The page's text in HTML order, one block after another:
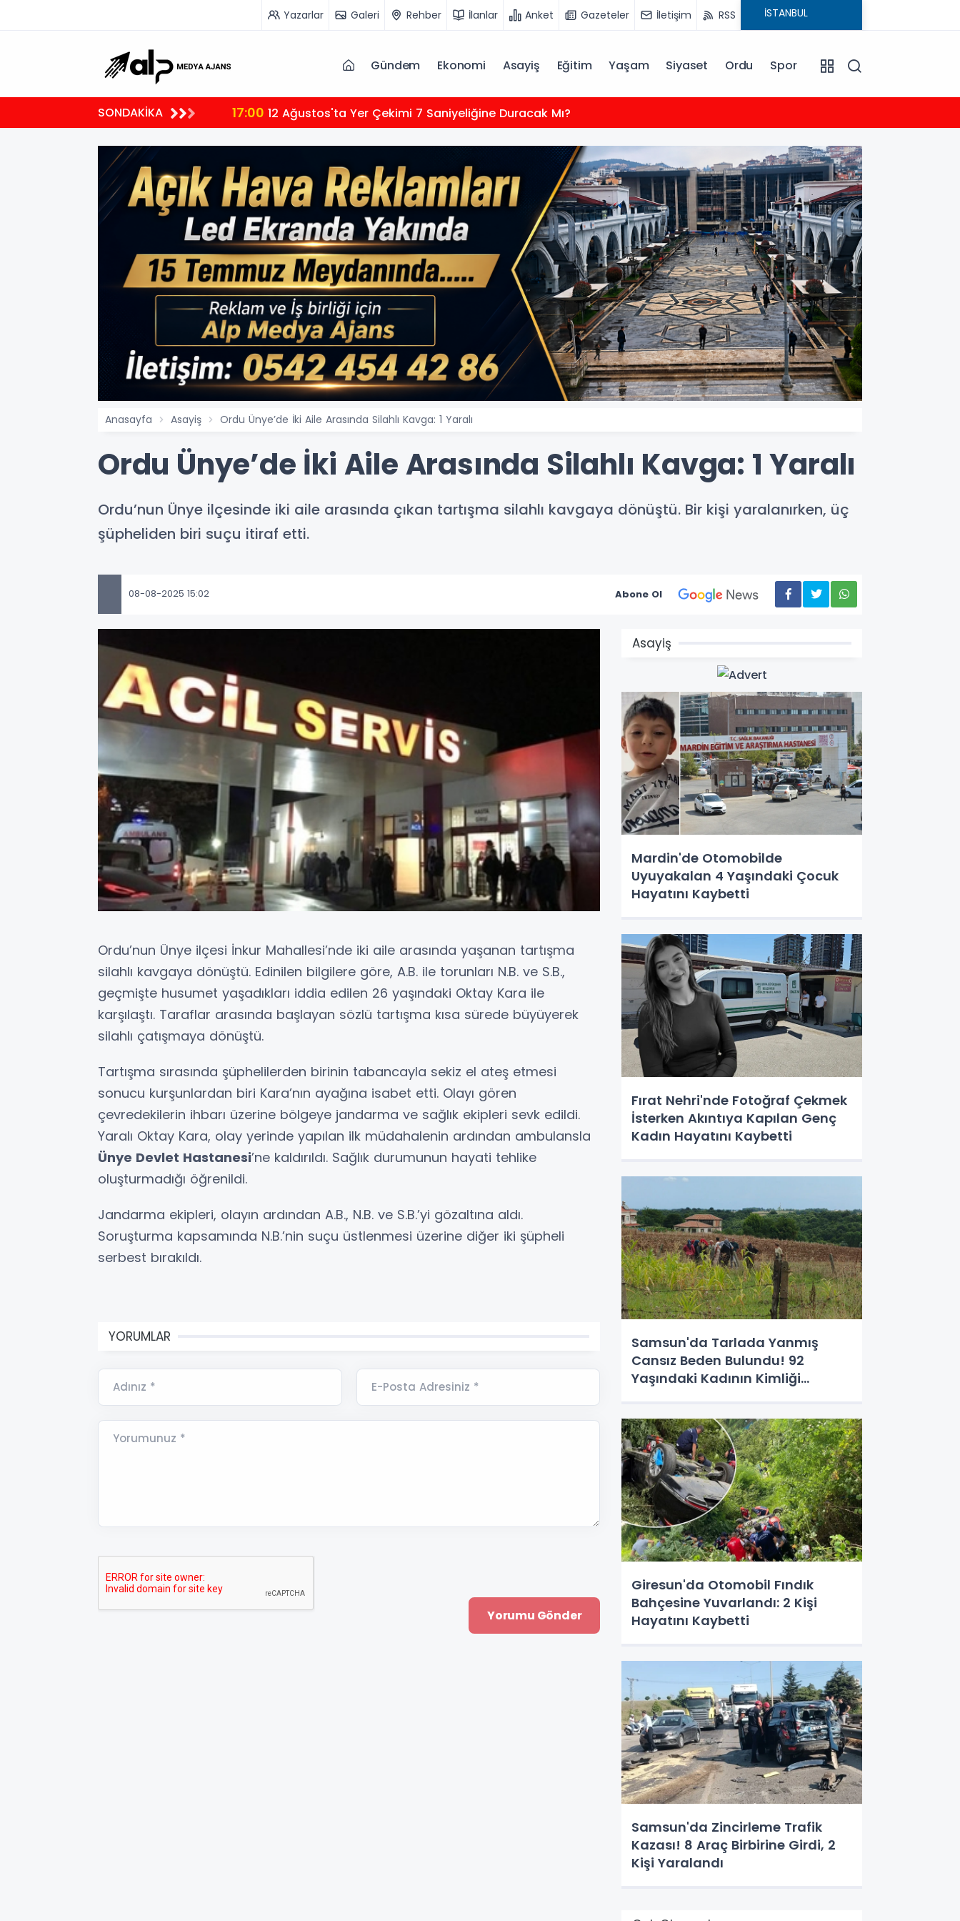
Yazarlar Galeri Rehber İlanlar Anket Gazeteler İletişim RSS
Gündem Ekonomi Asayiş Eğitim Yaşam Siyaset Ordu Spor
SONDAKİKA 17:00 12 Ağustos'ta Yer Çekimi 7 Saniyeliğine Duracak Mı?
Anasayfa Asayiş Ordu Ünye’de İki Aile Arasında Silahlı Kavga: 1 Yaralı
Ordu Ünye’de İki Aile Arasında Silahlı Kavga: 1 Yaralı
Ordu’nun Ünye ilçesinde iki aile arasında çıkan tartışma silahlı kavgaya dönüştü. Bir kişi yaralanırken, üç
şüpheliden biri suçu itiraf etti.
08-08-2025 15:02 Abone Ol
Ordu’nun Ünye ilçesi İnkur Mahallesi’nde iki aile arasında yaşanan tartışma
silahlı kavgaya dönüştü. Edinilen bilgilere göre, A.B. ile torunları N.B. ve S.B.,
geçmişte husumet yaşadıkları iddia edilen 26 yaşındaki Oktay Kara ile
karşılaştı. Taraflar arasında başlayan sözlü tartışma kısa sürede büyüyerek
silahlı çatışmaya dönüştü.
Tartışma sırasında şüphelilerden birinin tabancayla sekiz el ateş etmesi
sonucu kurşunlardan biri Kara’nın ayağına isabet etti. Olayı gören
çevredekilerin ihbarı üzerine bölgeye jandarma ve sağlık ekipleri sevk edildi.
Yaralı Oktay Kara, olay yerinde yapılan ilk müdahalenin ardından ambulansla
Ünye Devlet Hastanesi’ne kaldırıldı. Sağlık durumunun hayati tehlike
oluşturmadığı öğrenildi.
Jandarma ekipleri, olayın ardından A.B., N.B. ve S.B.’yi gözaltına aldı.
Soruşturma kapsamında N.B.’nin suçu üstlenmesi üzerine diğer iki şüpheli
serbest bırakıldı.
YORUMLAR
Adınız * E-Posta Adresiniz *
Yorumunuz *
Asayiş
Mardin'de Otomobilde
Uyuyakalan 4 Yaşındaki Çocuk
Hayatını Kaybetti
Fırat Nehri'nde Fotoğraf Çekmek
İsterken Akıntıya Kapılan Genç
Kadın Hayatını Kaybetti
Samsun'da Tarlada Yanmış
Cansız Beden Bulundu! 92
Yaşındaki Kadının Kimliği
Giresun'da Otomobil Fındık
Bahçesine Yuvarlandı: 2 Kişi
Hayatını Kaybetti
Samsun'da Zincirleme Trafik
Kazası! 8 Araç Birbirine Girdi, 2
Kişi Yaralandı